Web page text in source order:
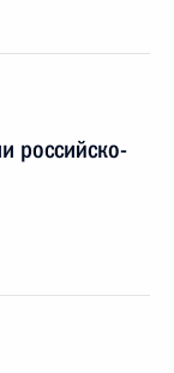
российско-